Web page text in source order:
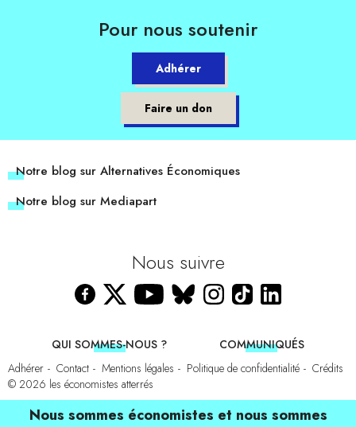
Pour nous soutenir
Adhérer
Faire un don
Notre blog sur Alternatives Économiques
Notre blog sur Mediapart
Nous suivre
QUI SOMMES-NOUS ?
COMMUNIQUÉS
Adhérer
Contact Mentions légales Politique de confidentialité
Crédits
© 2026 les économistes atterrés
Nous sommes économistes et nous sommes